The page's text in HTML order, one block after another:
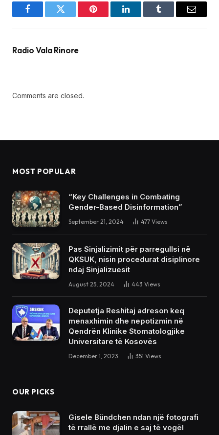
FacebookTwitter Pinterest LinkedInTumblr Email
Radio Vala Rinore
Comments are closed.
MOST POPULAR
“Key Challenges in Combating
Gender-Based Disinformation”
September 21, 2024 477 Views
Pas Sinjalizimit për parregullsi në
QKSUK, nisin procedurat disiplinore
ndaj Sinjalizuesit
August 25, 2024 443 Views
Deputetja Reshitaj adreson keq
menaxhimin dhe nepotizmin në
Qendrën Klinike Stomatologjike
Universitare të Kosovës
December 1, 2023 351 Views
OUR PICKS
Gisele Bündchen ndan një fotografi
të rrallë me djalin e saj të vogël